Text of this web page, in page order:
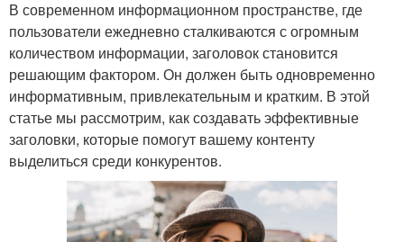
В современном информационном пространстве, где
пользователи ежедневно сталкиваются с огромным
количеством информации, заголовок становится
решающим фактором. Он должен быть одновременно
информативным, привлекательным и кратким. В этой
статье мы рассмотрим, как создавать эффективные
заголовки, которые помогут вашему контенту
выделиться среди конкурентов.